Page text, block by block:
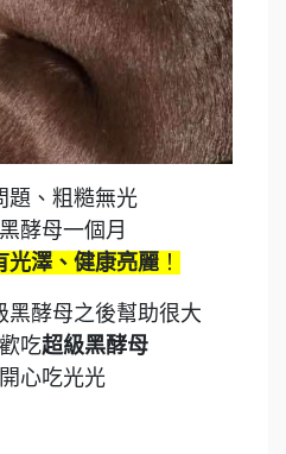
題、粗糙無光
酵母一個月
光澤、健康亮麗 ！
黑酵母之後幫助很大
吃超級黑酵母
心吃光光